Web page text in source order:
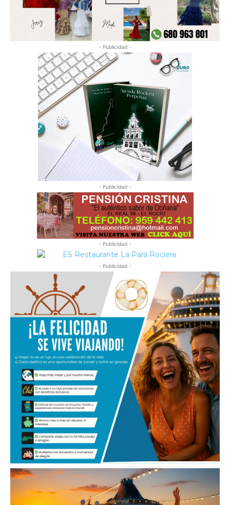
- Publicidad -
- Publicidad -
- Publicidad -
- Publicidad -